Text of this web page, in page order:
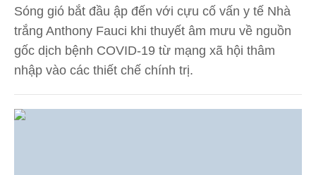
Sóng gió bắt đầu ập đến với cựu cố vấn y tế Nhà
trắng Anthony Fauci khi thuyết âm mưu về nguồn
gốc dịch bệnh COVID-19 từ mạng xã hội thâm
nhập vào các thiết chế chính trị.